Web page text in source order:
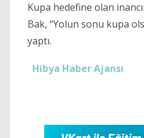
Kupa hedefine olan
Bak, “Yolun sonu kupa
yaptı.
Hibya Haber Ajansı